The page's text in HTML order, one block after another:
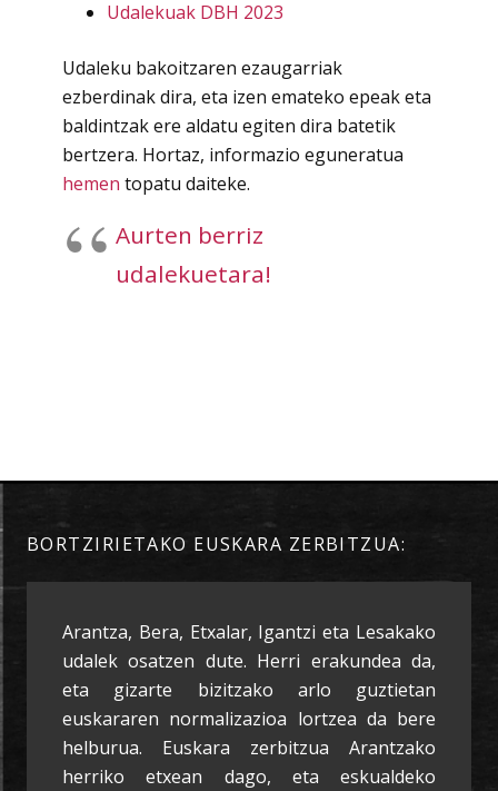
Udalekuak DBH 2023
Udaleku bakoitzaren ezaugarriak
ezberdinak dira, eta izen emateko epeak eta
baldintzak ere aldatu egiten dira batetik
bertzera. Hortaz, informazio eguneratua
hemen topatu daiteke.
Aurten berriz
udalekuetara!
BORTZIRIETAKO EUSKARA ZERBITZUA:
Arantza, Bera, Etxalar, Igantzi eta Lesakako
udalek osatzen dute. Herri erakundea da,
eta gizarte bizitzako arlo guztietan
euskararen normalizazioa lortzea da bere
helburua. Euskara zerbitzua Arantzako
herriko etxean dago, eta eskualdeko